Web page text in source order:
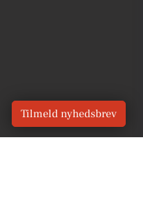
Tilmeld nyhedsbrev